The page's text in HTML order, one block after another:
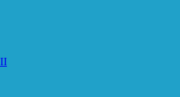
w Lubaniu